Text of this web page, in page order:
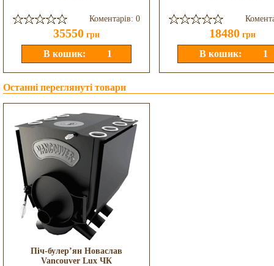
Коментарів: 0
35550 грн 18480 грн
Останні переглянуті товари
Піч-булер’ян Новаслав
Vancouver Lux ЧК